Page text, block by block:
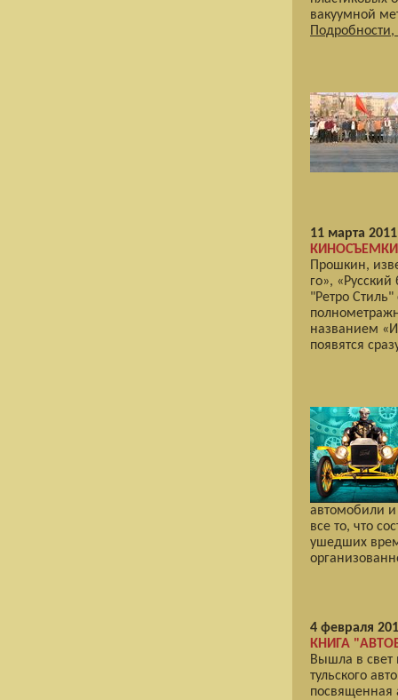
вакуумной
11 марта
Прошкин,
го»,
"Ретро
названием
появятся
автомобили
все то, что
ушедших
4 февраля
КНИГА
Вышла в свет
тульского
посвященная